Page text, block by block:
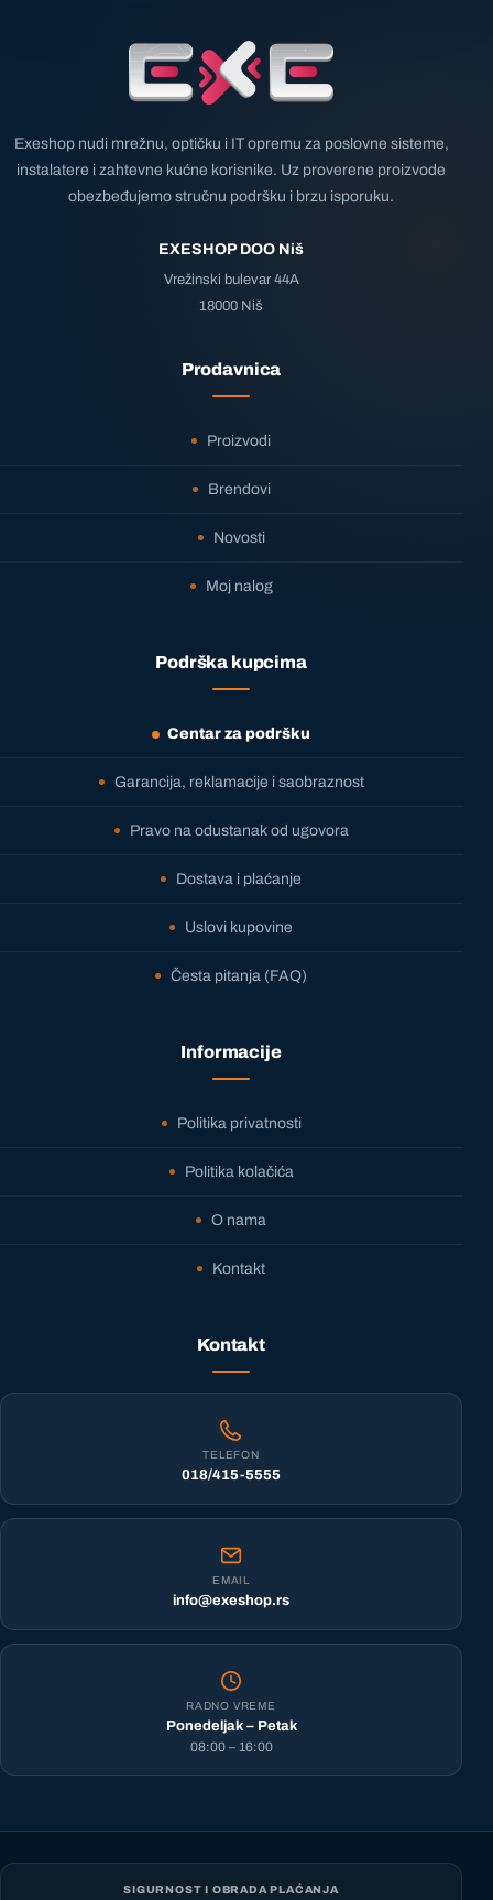
Exeshop nudi mrežnu, optičku i IT opremu za poslovne sisteme,
instalatere i zahtevne kućne korisnike. Uz proverene proizvode
obezbeđujemo stručnu podršku i brzu isporuku.
EXESHOP DOO Niš
Vrežinski bulevar 44A
18000 Niš
Prodavnica
Proizvodi
Brendovi
Novosti
Moj nalog
Podrška kupcima
Centar za podršku
Garancija, reklamacije i saobraznost
Pravo na odustanak od ugovora
Dostava i plaćanje
Uslovi kupovine
Česta pitanja (FAQ)
Informacije
Politika privatnosti
Politika kolačića
O nama
Kontakt
Kontakt
TELEFON
018/415-5555
EMAIL
info@exeshop.rs
RADNO VREME
Ponedeljak – Petak
08:00 – 16:00
SIGURNOST I OBRADA PLAĆANJA